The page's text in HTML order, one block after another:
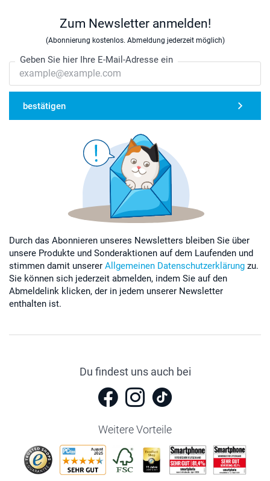
Zum Newsletter anmelden!
(Abonnierung kostenlos. Abmeldung jederzeit möglich)
Geben Sie hier Ihre E-Mail-Adresse ein
bestätigen
Durch das Abonnieren unseres Newsletters bleiben Sie über
unsere Produkte und Sonderaktionen auf dem Laufenden und
stimmen damit unserer Allgemeinen Datenschutzerklärung zu.
Sie können sich jederzeit abmelden, indem Sie auf den
Abmeldelink klicken, der in jedem unserer Newsletter
enthalten ist.
Du findest uns auch bei
Weitere Vorteile